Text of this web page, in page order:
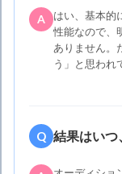
A
はい、基本的
性能なので、
ありません。
う」と思われ
Q 結果はいつ